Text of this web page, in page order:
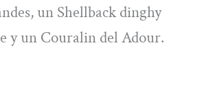
un Shellback dinghy
y un Couralin del Adour.